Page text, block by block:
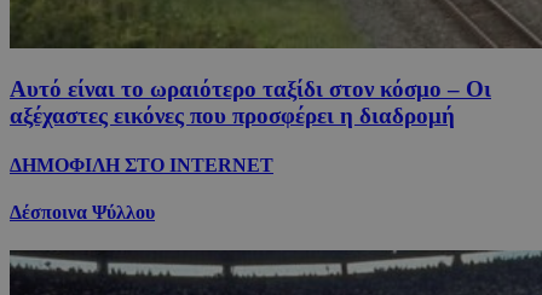
Αυτό είναι το ωραιότερο ταξίδι στον κόσμο – Οι
αξέχαστες εικόνες που προσφέρει η διαδρομή
ΔΗΜΟΦΙΛΗ ΣΤΟ INTERNET
Δέσποινα Ψύλλου